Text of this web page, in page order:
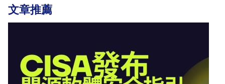
文章推薦